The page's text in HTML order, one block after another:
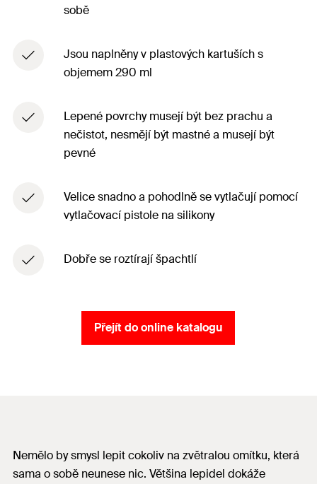
sobě
Jsou naplněny v plastových kartuších s
objemem 290 ml
Lepené povrchy musejí být bez prachu a
nečistot, nesmějí být mastné a musejí být
pevné
Velice snadno a pohodlně se vytlačují pomocí
vytlačovací pistole na silikony
Dobře se roztírají špachtlí
Přejít do online katalogu
Nemělo by smysl lepit cokoliv na zvětralou omítku, která
sama o sobě neunese nic. Většina lepidel dokáže